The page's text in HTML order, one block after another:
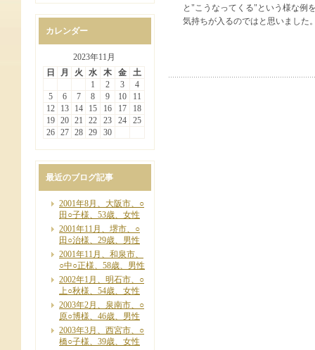
と"こうなってくる"という様な例
気持ちが入るのではと思いました
カレンダー
2023年11月
日
月 火 水 木 金
土
1
2 3
4
5
6 7 8 9 10
11
12
13 14 15 16 17
18
19
20 21 22 23 24
25
26
27 28 29 30
最近のブログ記事
2001年8月、大阪市、○
田○子様、53歳、女性
2001年11月、堺市、○
田○治様、29歳、男性
2001年11月、和泉市、
○中○正様、58歳、男性
2002年1月、明石市、○
上○秋様、54歳、女性
2003年2月、泉南市、○
原○博様、46歳、男性
2003年3月、西宮市、○
橋○子様、39歳、女性